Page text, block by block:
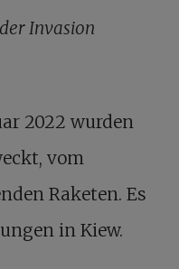
Invasion
2022 wurden
vom
Raketen. Es
in Kiew.